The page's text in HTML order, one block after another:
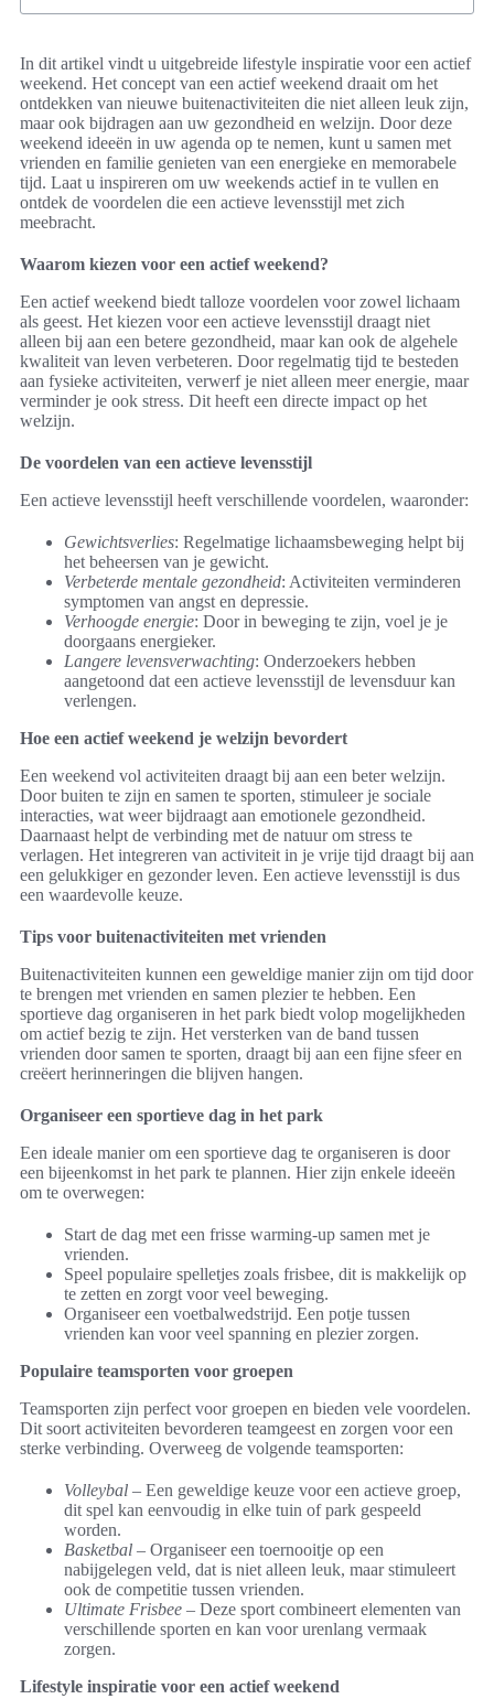
In dit artikel vindt u uitgebreide lifestyle inspiratie voor een actief
weekend. Het concept van een actief weekend draait om het
ontdekken van nieuwe buitenactiviteiten die niet alleen leuk zijn,
maar ook bijdragen aan uw gezondheid en welzijn. Door deze
weekend ideeën in uw agenda op te nemen, kunt u samen met
vrienden en familie genieten van een energieke en memorabele
tijd. Laat u inspireren om uw weekends actief in te vullen en
ontdek de voordelen die een actieve levensstijl met zich
meebracht.
Waarom kiezen voor een actief weekend?
Een actief weekend biedt talloze voordelen voor zowel lichaam
als geest. Het kiezen voor een actieve levensstijl draagt niet
alleen bij aan een betere gezondheid, maar kan ook de algehele
kwaliteit van leven verbeteren. Door regelmatig tijd te besteden
aan fysieke activiteiten, verwerf je niet alleen meer energie, maar
verminder je ook stress. Dit heeft een directe impact op het
welzijn.
De voordelen van een actieve levensstijl
Een actieve levensstijl heeft verschillende voordelen, waaronder:
Gewichtsverlies: Regelmatige lichaamsbeweging helpt bij
het beheersen van je gewicht.
Verbeterde mentale gezondheid: Activiteiten verminderen
symptomen van angst en depressie.
Verhoogde energie: Door in beweging te zijn, voel je je
doorgaans energieker.
Langere levensverwachting: Onderzoekers hebben
aangetoond dat een actieve levensstijl de levensduur kan
verlengen.
Hoe een actief weekend je welzijn bevordert
Een weekend vol activiteiten draagt bij aan een beter welzijn.
Door buiten te zijn en samen te sporten, stimuleer je sociale
interacties, wat weer bijdraagt aan emotionele gezondheid.
Daarnaast helpt de verbinding met de natuur om stress te
verlagen. Het integreren van activiteit in je vrije tijd draagt bij aan
een gelukkiger en gezonder leven. Een actieve levensstijl is dus
een waardevolle keuze.
Tips voor buitenactiviteiten met vrienden
Buitenactiviteiten kunnen een geweldige manier zijn om tijd door
te brengen met vrienden en samen plezier te hebben. Een
sportieve dag organiseren in het park biedt volop mogelijkheden
om actief bezig te zijn. Het versterken van de band tussen
vrienden door samen te sporten, draagt bij aan een fijne sfeer en
creëert herinneringen die blijven hangen.
Organiseer een sportieve dag in het park
Een ideale manier om een sportieve dag te organiseren is door
een bijeenkomst in het park te plannen. Hier zijn enkele ideeën
om te overwegen:
Start de dag met een frisse warming-up samen met je
vrienden.
Speel populaire spelletjes zoals frisbee, dit is makkelijk op
te zetten en zorgt voor veel beweging.
Organiseer een voetbalwedstrijd. Een potje tussen
vrienden kan voor veel spanning en plezier zorgen.
Populaire teamsporten voor groepen
Teamsporten zijn perfect voor groepen en bieden vele voordelen.
Dit soort activiteiten bevorderen teamgeest en zorgen voor een
sterke verbinding. Overweeg de volgende teamsporten:
Volleybal – Een geweldige keuze voor een actieve groep,
dit spel kan eenvoudig in elke tuin of park gespeeld
worden.
Basketbal – Organiseer een toernooitje op een
nabijgelegen veld, dat is niet alleen leuk, maar stimuleert
ook de competitie tussen vrienden.
Ultimate Frisbee – Deze sport combineert elementen van
verschillende sporten en kan voor urenlang vermaak
zorgen.
Lifestyle inspiratie voor een actief weekend